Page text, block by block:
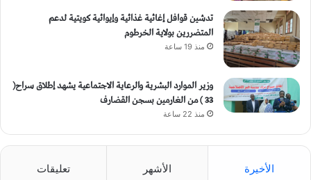
تدشين قوافل إغاثية غذائية وإيوائية كويتية لدعم
المتضررين بولاية الخرطوم
منذ 19 ساعة
وزير الموارد البشرية والرعاية الاجتماعية يشهد إطلاق سراح(
33 ) من الغارمين بسجن القضارف
منذ 22 ساعة
الأخيرة الأشهر تعليقات